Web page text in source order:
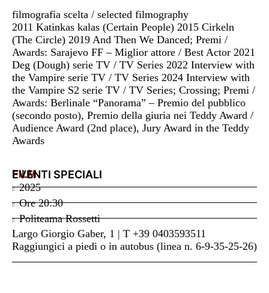
filmografia scelta / selected filmography
2011 Katinkas kalas (Certain People) 2015 Cirkeln
(The Circle) 2019 And Then We Danced; Premi /
Awards: Sarajevo FF – Miglior attore / Best Actor 2021
Deg (Dough) serie TV / TV Series 2022 Interview with
the Vampire serie TV / TV Series 2024 Interview with
the Vampire S2 serie TV / TV Series; Crossing; Premi /
Awards: Berlinale “Panorama” – Premio del pubblico
(secondo posto), Premio della giuria nei Teddy Award /
Audience Award (2nd place), Jury Award in the Teddy
Awards
FILM
EVENTI SPECIALI
2025
Ore20:30
Politeama Rossetti
Largo Giorgio Gaber, 1 | T +39 0403593511
Raggiungici a piedi o in autobus (linea n. 6-9-35-25-26)